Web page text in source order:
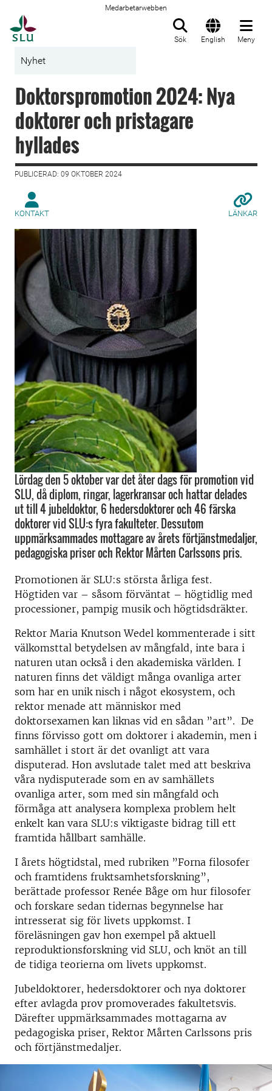
Medarbetarwebben
Sök English Meny
Nyhet
Doktorspromotion 2024: Nya
doktorer och pristagare
hyllades
PUBLICERAD: 09 OKTOBER 2024
KONTAKT LÄNKAR
Lördag den 5 oktober var det åter dags för promotion vid
SLU, då diplom, ringar, lagerkransar och hattar delades
ut till 4 jubeldoktor, 6 hedersdoktorer och 46 färska
doktorer vid SLU:s fyra fakulteter. Dessutom
uppmärksammades mottagare av årets förtjänstmedaljer,
pedagogiska priser och Rektor Mårten Carlssons pris.
Promotionen är SLU:s största årliga fest.
Högtiden var – såsom förväntat – högtidlig med
processioner, pampig musik och högtidsdräkter.
Rektor Maria Knutson Wedel kommenterade i sitt
välkomsttal betydelsen av mångfald, inte bara i
naturen utan också i den akademiska världen. I
naturen finns det väldigt många ovanliga arter
som har en unik nisch i något ekosystem, och
rektor menade att människor med
doktorsexamen kan liknas vid en sådan ”art”. De
finns förvisso gott om doktorer i akademin, men i
samhället i stort är det ovanligt att vara
disputerad. Hon avslutade talet med att beskriva
våra nydisputerade som en av samhällets
ovanliga arter, som med sin mångfald och
förmåga att analysera komplexa problem helt
enkelt kan vara SLU:s viktigaste bidrag till ett
framtida hållbart samhälle.
I årets högtidstal, med rubriken ”Forna filosofer
och framtidens fruktsamhetsforskning”,
berättade professor Renée Båge om hur filosofer
och forskare sedan tidernas begynnelse har
intresserat sig för livets uppkomst. I
föreläsningen gav hon exempel på aktuell
reproduktionsforskning vid SLU, och knöt an till
de tidiga teorierna om livets uppkomst.
Jubeldoktorer, hedersdoktorer och nya doktorer
efter avlagda prov promoverades fakultetsvis.
Därefter uppmärksammades mottagarna av
pedagogiska priser, Rektor Mårten Carlssons pris
och förtjänstmedaljer.